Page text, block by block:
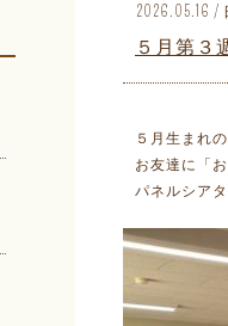
2026.05.16 /
５月第３
５月生まれ
お友達に「
パネルシア